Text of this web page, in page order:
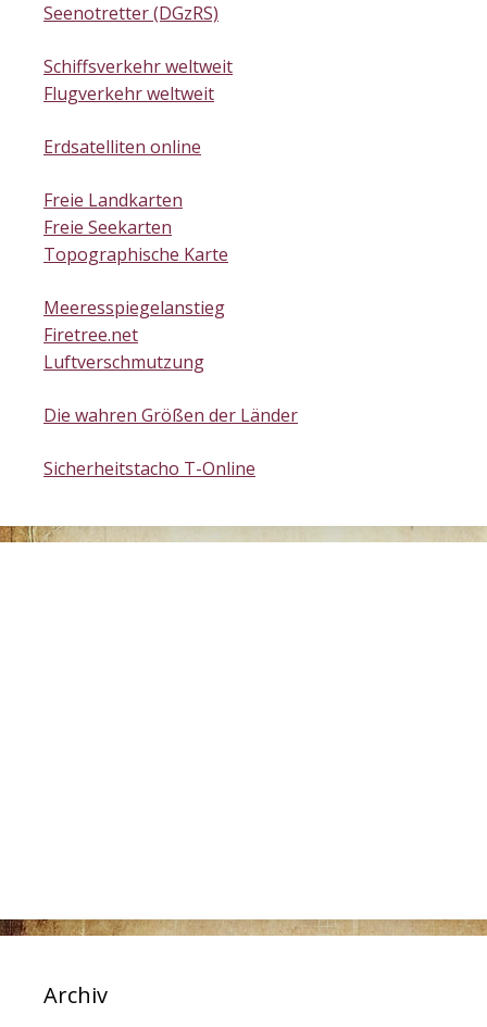
Seenotretter (DGzRS)
Schiffsverkehr weltweit
Flugverkehr weltweit
Erdsatelliten online
Freie Landkarten
Freie Seekarten
Topographische Karte
Meeresspiegelanstieg
Firetree.net
Luftverschmutzung
Die wahren Größen der Länder
Sicherheitstacho T-Online
Archiv